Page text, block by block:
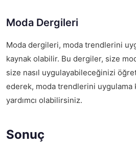
Moda Dergileri
Moda dergileri, moda trendlerini
kaynak olabilir. Bu dergiler, size
size nasıl uygulayabileceğinizi
ederek, moda trendlerini uygulama
yardımcı olabilirsiniz.
Sonuç